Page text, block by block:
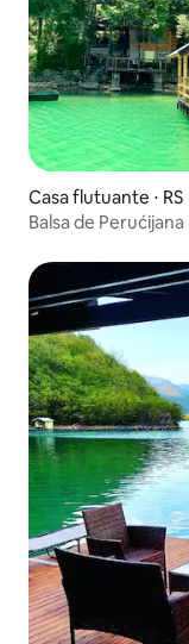
Casa flutuante ⋅ RS
Balsa de Perućijana